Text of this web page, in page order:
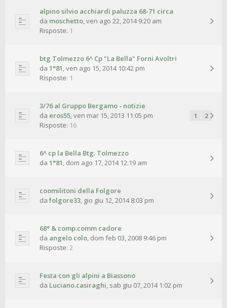
alpino silvio acchiardi paluzza 68-71 circa
da moschetto,ven ago 22, 2014 9:20 am
Risposte: 1
btg Tolmezzo 6^ Cp "La Bella" Forni Avoltri
da 1°81,ven ago 15, 2014 10:42 pm
Risposte: 1
3/76 al Gruppo Bergamo - notizie
da eros55,ven mar 15, 2013 11:05 pm 1 2
Risposte: 16
6^ cp la Bella Btg. Tolmezzo
da 1°81, dom ago 17, 2014 12:19 am
coomilitoni della Folgore
da folgore33, gio giu 12, 2014 8:03 pm
68° & comp.comm cadore
da angelo colo, dom feb 03, 2008 9:46 pm
Risposte: 2
Festa con gli alpini a Biassono
da Luciano.casiraghi, sab giu 07, 2014 1:02 pm